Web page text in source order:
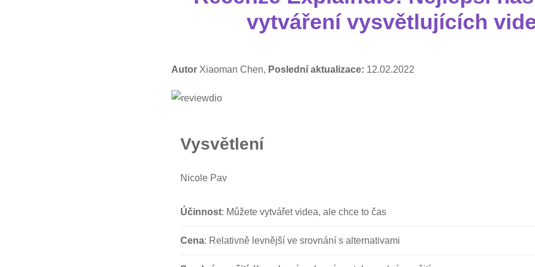
vytváření vysvětlujících
Autor Xiaoman Chen, Poslední aktualizace: 12.02.2022
Vysvětlení
Nicole Pav
Účinnost: Můžete vytvářet videa, ale chce to čas
Cena: Relativně levnější ve srovnání s alternativami